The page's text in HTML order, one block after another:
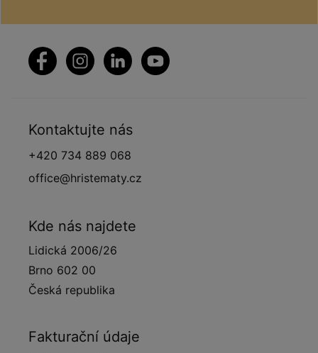
Kontaktujte nás
+420 734 889 068
office@hristematy.cz
Kde nás najdete
Lidická 2006/26
Brno 602 00
Česká republika
Fakturační údaje